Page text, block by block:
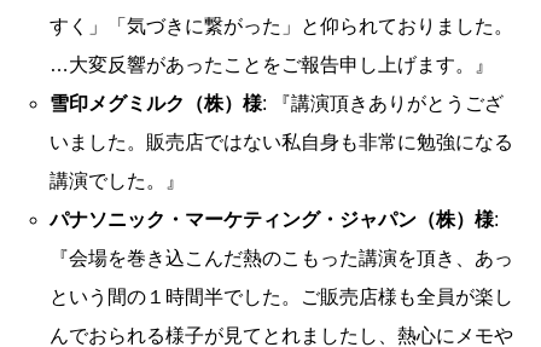
すく」「気づきに繋がった」と仰られておりました。
…大変反響があったことをご報告申し上げます。』
雪印メグミルク（株）様: 『講演頂きありがとうござ
いました。販売店ではない私自身も非常に勉強になる
講演でした。』
パナソニック・マーケティング・ジャパン（株）様:
『会場を巻き込こんだ熱のこもった講演を頂き、あっ
という間の１時間半でした。ご販売店様も全員が楽し
んでおられる様子が見てとれましたし、熱心にメモや